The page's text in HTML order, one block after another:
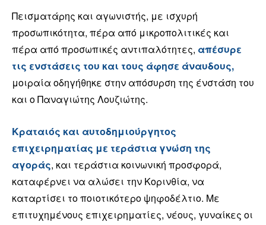
Πεισματάρης και αγωνιστής, με ισχυρή
προσωπικότητα, πέρα από μικροπολιτικές και
πέρα από προσωπικές αντιπαλότητες, απέσυρε
τις ενστάσεις του και τους άφησε άναυδους,
μοιραία οδηγήθηκε στην απόσυρση της ένστάση του
και ο Παναγιώτης Λουζιώτης.
Κραταιός και αυτοδημιούργητος
επιχειρηματίας με τεράστια γνώση της
αγοράς, και τεράστια κοινωνική προσφορά,
καταφέρνει να αλώσει την Κορινθία, να
καταρτίσει το ποιοτικότερο ψηφοδέλτιο. Με
επιτυχημένους επιχειρηματίες, νέους, γυναίκες οι